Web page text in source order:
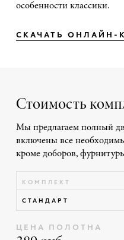
особенности классики.
СКАЧАТЬ ОНЛАЙН-
Стоимость
Мы предлагаем полный
включены все
кроме доборов,
КОМПЛЕКТ
СТАНДАРТ
ЦЕНА ПОЛОТНА